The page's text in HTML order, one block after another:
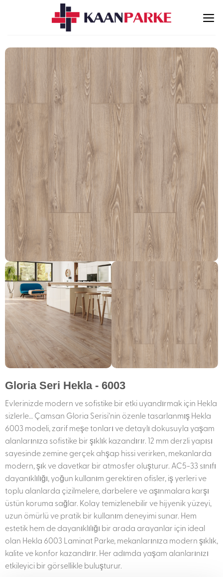
Gloria Seri Hekla - 6003
Evlerinizde modern ve sofistike bir etki uyandırmak için Hekla
sizlerle… Çamsan Gloria Serisi’nin özenle tasarlanmış Hekla
6003 modeli, zarif meşe tonları ve detaylı dokusuyla yaşam
alanlarınıza sofistike bir şıklık kazandırır. 12 mm derzli yapısı
sayesinde zemine gerçek ahşap hissi verirken, mekanlarda
modern, şık ve davetkar bir atmosfer oluşturur. AC5-33 sınıfı
dayanıklılığı, yoğun kullanım gerektiren ofisler, iş yerleri ve
toplu alanlarda çizilmelere, darbelere ve aşınmalara karşı
üstün koruma sağlar. Kolay temizlenebilir ve hijyenik yüzeyi,
uzun ömürlü ve pratik bir kullanım deneyimi sunar. Hem
estetik hem de dayanıklılığı bir arada arayanlar için ideal
olan Hekla 6003 Laminat Parke, mekanlarınıza modern şıklık,
kalite ve konfor kazandırır. Her adımda yaşam alanlarınızı
etkileyici bir görsellikle buluşturur.